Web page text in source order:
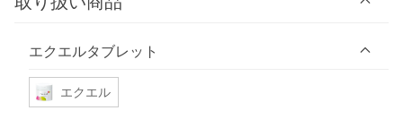
エクエルタブレット
エクエル